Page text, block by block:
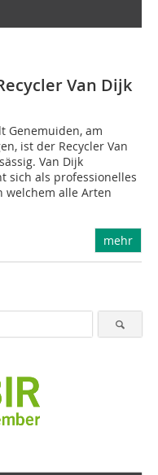
Van Dijk
Genemuiden, am
ist der Recycler Van
Van Dijk
sich als professionelles
welchem alle Arten
mehr